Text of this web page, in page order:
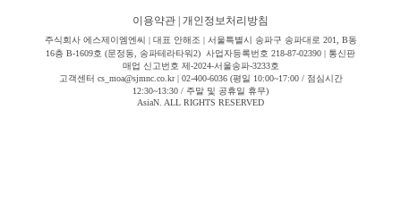
이용약관 개인정보처리방침
주식회사 에스제이엠엔씨 | 대표 안해조 | 서울특별시 송파구 송파대로 201, B동
16층 B-1609호 (문정동, 송파테라타워2) 사업자등록번호 218-87-02390 | 통신판
매업 신고번호 제-2024-서울송파-3233호
고객센터 cs_moa@sjmnc.co.kr | 02-400-6036 (평일 10:00~17:00 / 점심시간
12:30~13:30 / 주말 및 공휴일 휴무)
AsiaN. ALL RIGHTS RESERVED